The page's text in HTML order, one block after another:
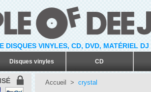
DISQUES VINYLES, CD, DVD, MATÉRIEL
Disques vinyles CD
Accueil > crystal